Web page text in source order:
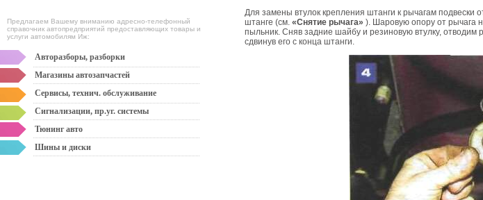
Предлагаем Вашему вниманию адресно-телефонный
справочник автопредприятий предоставляющих товары и
услуги автомобилям Иж:
Авторазборы, разборки
Магазины автозапчастей
Сервисы, технич. обслуживание
Сигнализации, пр.уг. системы
Тюнинг авто
Шины и диски
Для замены втулок крепления штанги к рычагам подвески
штанге (см.«Снятие рычага» ). Шаровую опору от рычага
пыльник. Сняв задние шайбу и резиновую втулку, отводим
сдвинув его с конца штанги.